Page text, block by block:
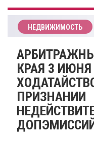
НЕДВИЖИМОСТЬ
КРАЯ 3
ПРИЗНАНИИ